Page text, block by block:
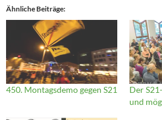
Ähnliche Beiträge
450. Montagsdemo gegen S21
Der
und